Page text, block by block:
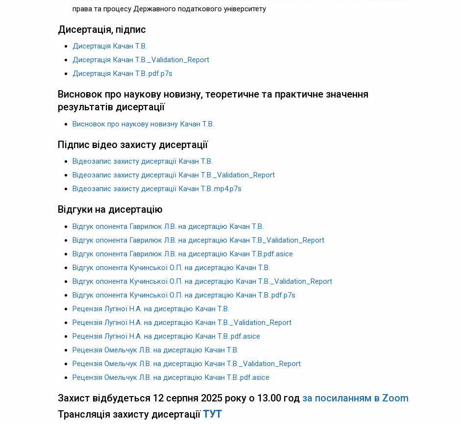
права та процесу Державного податкового університету
Дисертація, підпис
Дисертація Качан Т.В.
Дисертація Качан Т.В._Validation_Report
Дисертація Качан Т.В..pdf.p7s
Висновок про наукову новизну, теоретичне та практичне значення
результатів дисертації
Висновок про наукову новизну Качан Т.В.
Підпис відео захисту дисертації
Відеозапис захисту дисертації Качан Т.В.
Відеозапис захисту дисертації Качан Т.В._Validation_Report
Відеозапис захисту дисертації Качан Т.В..mp4.p7s
Відгуки на дисертацію
Відгук опонента Гаврилюк Л.В. на дисертацію Качан Т.В.
Відгук опонента Гаврилюк Л.В. на дисертацію Качан Т.В_Validation_Report
Відгук опонента Гаврилюк Л.В. на дисертацію Качан Т.В.pdf.asice
Відгук опонента Кучинської О.П. на дисертацію Качан Т.В.
Відгук опонента Кучинської О.П. на дисертацію Качан Т.В._Validation_Report
Відгук опонента Кучинської О.П. на дисертацію Качан Т.В..pdf.p7s
Рецензія Лугіної Н.А. на дисертацію Качан Т.В.
Рецензія Лугіної Н.А. на дисертацію Качан Т.В._Validation_Report
Рецензія Лугіної Н.А. на дисертацію Качан Т.В..pdf.asice
Рецензія Омельчук Л.В. на дисертацію Качан Т.В.
Рецензія Омельчук Л.В. на дисертацію Качан Т.В._Validation_Report
Рецензія Омельчук Л.В. на дисертацію Качан Т.В..pdf.asice
Захист відбудеться 12 серпня 2025 року о 13.00 год за посиланням в Zoom
Трансляція захисту дисертаціїТУТ